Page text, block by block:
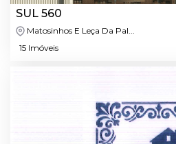
SUL 560
Matosinhos E Leça Da Pal...
15 Imóveis